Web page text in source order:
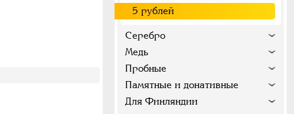
5 рублей
Серебро
Медь
Пробные
Памятные и донативные
Для Финляндии